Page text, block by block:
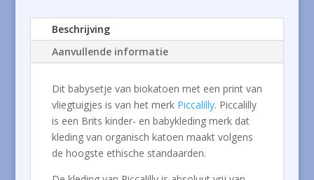
Beschrijving
Aanvullende informatie
Dit babysetje van biokatoen met een print van
vliegtuigjes is van het merk Piccalilly. Piccalilly
is een Brits kinder- en babykleding merk dat
kleding van organisch katoen maakt volgens
de hoogste ethische standaarden.